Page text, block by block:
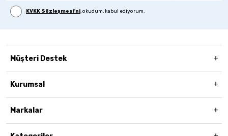
KVKK Sözleşmesi'ni, okudum, kabul ediyorum.
Müşteri Destek
Kurumsal
Markalar